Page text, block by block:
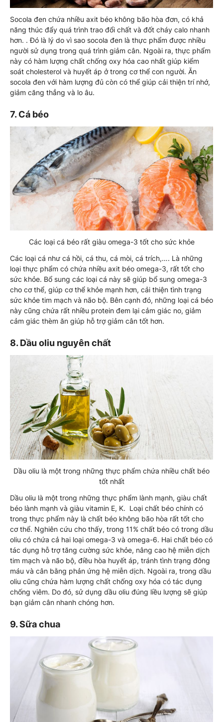
Socola đen chứa nhiều axit béo không bão hòa đơn, có khả
năng thúc đẩy quá trình trao đổi chất và đốt cháy calo nhanh
hơn. . Đó là lý do vì sao socola đen là thực phẩm được nhiều
người sử dụng trong quá trình giảm cân. Ngoài ra, thực phẩm
này có hàm lượng chất chống oxy hóa cao nhất giúp kiểm
soát cholesterol và huyết áp ở trong cơ thể con người. Ăn
socola đen với hàm lượng đủ còn có thể giúp cải thiện trí nhớ,
giảm căng thẳng và lo âu.
7. Cá béo
Các loại cá béo rất giàu omega-3 tốt cho sức khỏe
Các loại cá như cá hồi, cá thu, cá mòi, cá trích,…. Là những
loại thực phẩm có chứa nhiều axit béo omega-3, rất tốt cho
sức khỏe. Bổ sung các loại cá này sẽ giúp bổ sung omega-3
cho cơ thể, giúp cơ thể khỏe mạnh hơn, cải thiện tình trạng
sức khỏe tim mạch và não bộ. Bên cạnh đó, những loại cá béo
này cũng chứa rất nhiều protein đem lại cảm giác no, giảm
cảm giác thèm ăn giúp hỗ trợ giảm cân tốt hơn.
8. Dầu oliu nguyên chất
Dầu oliu là một trong những thực phẩm chứa nhiều chất béo
tốt nhất
Dầu oliu là một trong những thực phẩm lành mạnh, giàu chất
béo lành mạnh và giàu vitamin E, K. Loại chất béo chính có
trong thực phẩm này là chất béo không bão hòa rất tốt cho
cơ thể. Nghiên cứu cho thấy, trong 11% chất béo có trong dầu
oliu có chứa cả hai loại omega-3 và omega-6. Hai chất béo có
tác dụng hỗ trợ tăng cường sức khỏe, nâng cao hệ miễn dịch
tim mạch và não bộ, điều hòa huyết áp, tránh tình trạng đông
máu và cân bằng phản ứng hệ miễn dịch. Ngoài ra, trong dầu
oliu cũng chứa hàm lượng chất chống oxy hóa có tác dụng
chống viêm. Do đó, sử dụng dầu oliu đúng liều lượng sẽ giúp
bạn giảm cân nhanh chóng hơn.
9. Sữa chua